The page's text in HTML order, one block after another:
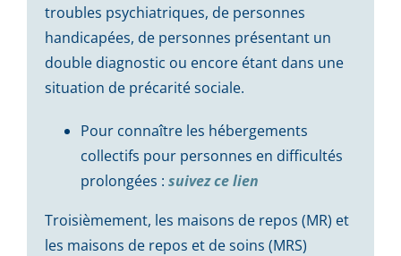
troubles psychiatriques, de personnes
handicapées, de personnes présentant un
double diagnostic ou encore étant dans une
situation de précarité sociale.
Pour connaître les hébergements
collectifs pour personnes en difficultés
prolongées : suivez ce lien
Troisièmement, les maisons de repos (MR) et
les maisons de repos et de soins (MRS)